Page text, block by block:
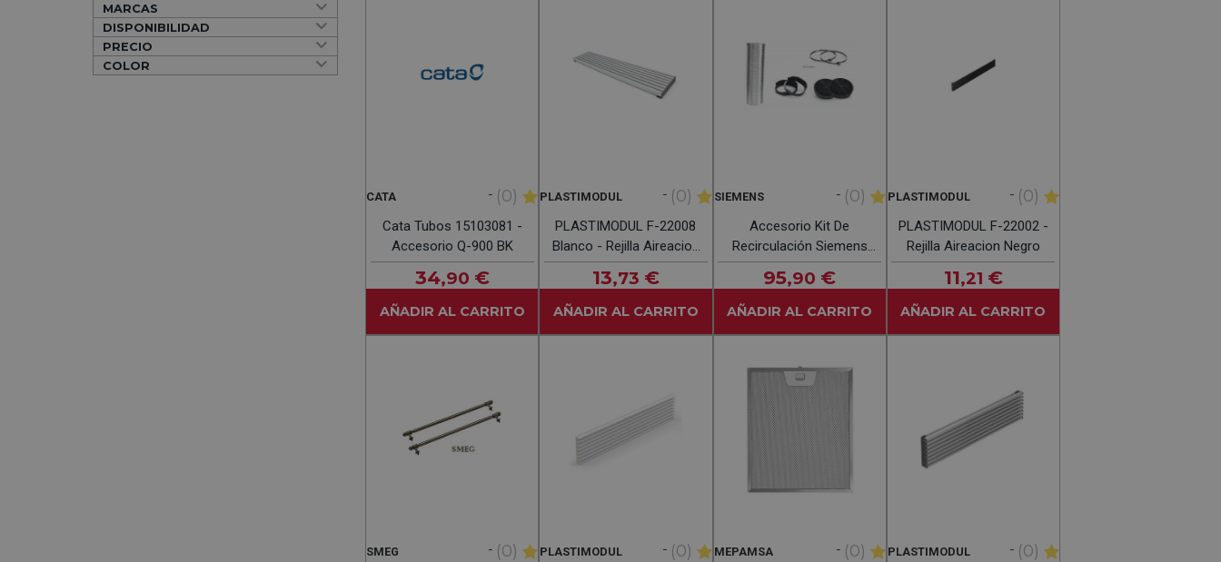
MARCAS
DISPONIBILIDAD
PRECIO
COLOR
CATA - (0)
Cata Tubos 15103081 -
Accesorio Q-900 BK
34,90 €
AÑADIR AL CARRITO
PLASTIMODUL - (0)
PLASTIMODUL F-22008
Blanco - Rejilla Aireacion
90CM
13,73 €
AÑADIR AL CARRITO
SIEMENS - (0)
Accesorio Kit De
Recirculación Siemens
LZ55750
95,90 €
AÑADIR AL CARRITO
PLASTIMODUL - (0)
PLASTIMODUL F-22002 -
Rejilla Aireacion Negro
11,21 €
AÑADIR AL CARRITO
SMEG - (0) PLASTIMODUL - (0) MEPAMSA - (0) PLASTIMODUL - (0)